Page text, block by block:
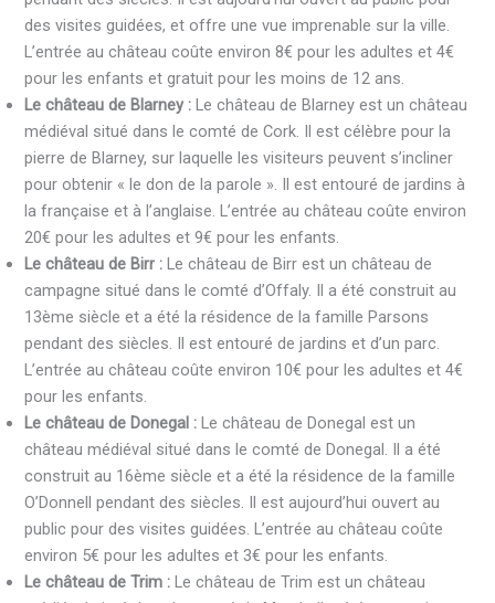
des visites guidées, et offre une vue imprenable sur la ville.
L’entrée au château coûte environ 8€ pour les adultes et 4€
pour les enfants et gratuit pour les moins de 12 ans.
Le château de Blarney : Le château de Blarney est un château
médiéval situé dans le comté de Cork. Il est célèbre pour la
pierre de Blarney, sur laquelle les visiteurs peuvent s’incliner
pour obtenir « le don de la parole ». Il est entouré de jardins à
la française et à l’anglaise. L’entrée au château coûte environ
20€ pour les adultes et 9€ pour les enfants.
Le château de Birr : Le château de Birr est un château de
campagne situé dans le comté d’Offaly. Il a été construit au
13ème siècle et a été la résidence de la famille Parsons
pendant des siècles. Il est entouré de jardins et d’un parc.
L’entrée au château coûte environ 10€ pour les adultes et 4€
pour les enfants.
Le château de Donegal :Le château de Donegal est un
château médiéval situé dans le comté de Donegal. Il a été
construit au 16ème siècle et a été la résidence de la famille
O’Donnell pendant des siècles. Il est aujourd’hui ouvert au
public pour des visites guidées. L’entrée au château coûte
environ 5€ pour les adultes et 3€ pour les enfants.
Le château de Trim : Le château de Trim est un château